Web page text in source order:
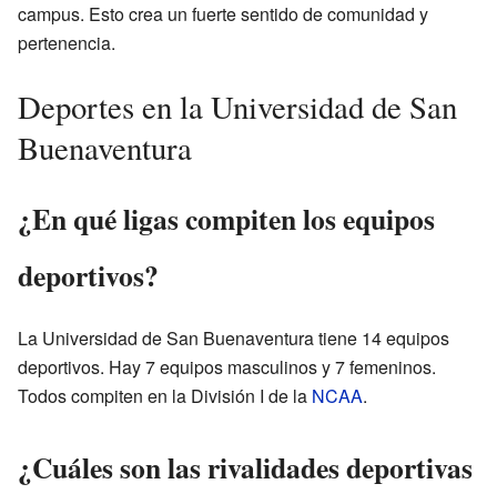
campus. Esto crea un fuerte sentido de comunidad y
pertenencia.
Deportes en la Universidad de San
Buenaventura
¿En qué ligas compiten los equipos
deportivos?
La Universidad de San Buenaventura tiene 14 equipos
deportivos. Hay 7 equipos masculinos y 7 femeninos.
Todos compiten en la División I de la NCAA.
¿Cuáles son las rivalidades deportivas